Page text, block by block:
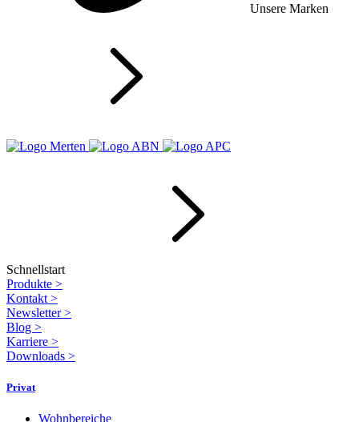
Unsere Marken
Schnellstart
Produkte >
Kontakt >
Newsletter>
Blog >
Karriere >
Downloads >
Privat
Wohnbereiche